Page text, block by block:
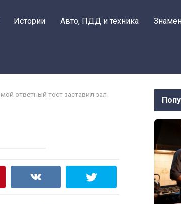
Истории Авто, ПДД и техника
ответный тост заставил зал